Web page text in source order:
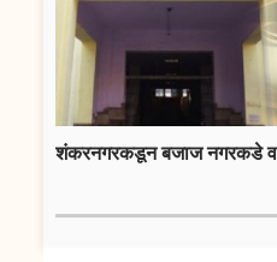
शंकरनगरकडून बजाज नगरकडे